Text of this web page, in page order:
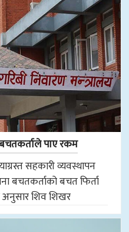
पाए रकम
सहकारी व्यवस्थापन
बचतकर्ताको बचत फिर्ता
शिव शिखर